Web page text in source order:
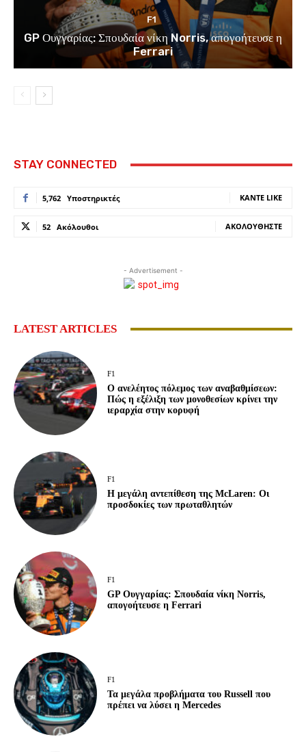
F1
GP Ουγγαρίας: Σπουδαία νίκη Norris, απογοήτευσε η
Ferrari
STAY CONNECTED
5,762 Υποστηρικτές ΚΆΝΤΕ LIKE
52 Ακόλουθοι ΑΚΟΛΟΥΘΉΣΤΕ
- Advertisement -
LATEST ARTICLES
F1
Ο ανελέητος πόλεμος των αναβαθμίσεων:
Πώς η εξέλιξη των μονοθεσίων κρίνει την
ιεραρχία στην κορυφή
F1
Η μεγάλη αντεπίθεση της McLaren: Οι
προσδοκίες των πρωταθλητών
F1
GP Ουγγαρίας: Σπουδαία νίκη Norris,
απογοήτευσε η Ferrari
F1
Τα μεγάλα προβλήματα του Russell που
πρέπει να λύσει η Mercedes